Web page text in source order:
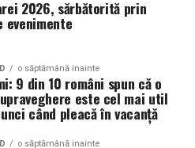
sa participe la
complet confortul sau
alese trebuie sa ofere un
Multi pasionati
arata bine la show, dar
2026, sărbătorită prin
evenimente
o săptămână inainte
9 din 10 români spun că o
este cel mai util
când pleacă în vacanță
o săptămână inainte